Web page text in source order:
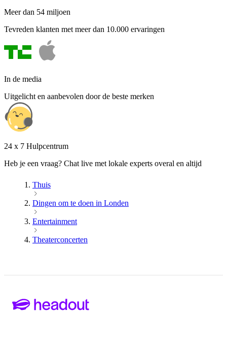
Meer dan 54 miljoen
Tevreden klanten met meer dan 10.000 ervaringen
In de media
Uitgelicht en aanbevolen door de beste merken
24 x 7 Hulpcentrum
Heb je een vraag? Chat live met lokale experts overal en altijd
Thuis
Dingen om te doen in Londen
Entertainment
Theaterconcerten